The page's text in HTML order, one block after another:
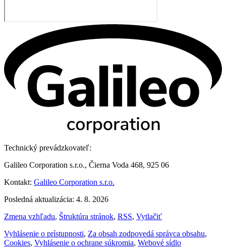
Technický prevádzkovateľ:
Galileo Corporation s.r.o., Čierna Voda 468, 925 06
Kontakt: Galileo Corporation s.r.o.
Posledná aktualizácia: 4. 8. 2026
Zmena vzhľadu, Štruktúra stránok, RSS, Vytlačiť
Vyhlásenie o prístupnosti, Za obsah zodpovedá správca obsahu,
Cookies, Vyhlásenie o ochrane súkromia, Webové sídlo